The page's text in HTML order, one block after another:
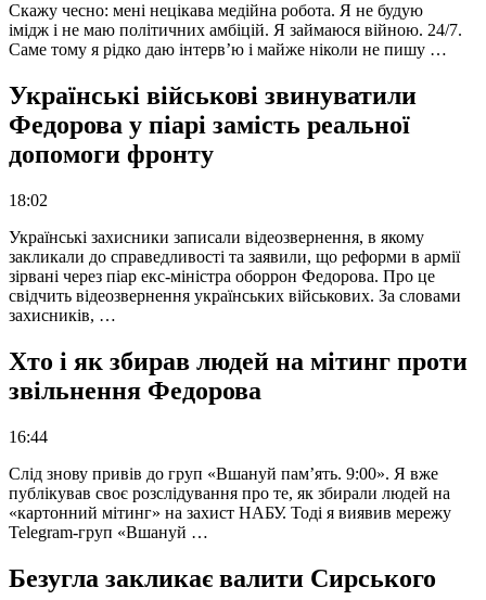
Скажу чесно: мені нецікава медійна робота. Я не будую
імідж і не маю політичних амбіцій. Я займаюся війною. 24/7.
Саме тому я рідко даю інтерв’ю і майже ніколи не пишу …
Українські військові звинуватили
Федорова у піарі замість реальної
допомоги фронту
18:02
Українські захисники записали відеозвернення, в якому
закликали до справедливості та заявили, що реформи в армії
зірвані через піар екс-міністра оборрон Федорова. Про це
свідчить відеозвернення українських військових. За словами
захисників, …
Хто і як збирав людей на мітинг проти
звільнення Федорова
16:44
Слід знову привів до груп «Вшануй пам’ять. 9:00». Я вже
публікував своє розслідування про те, як збирали людей на
«картонний мітинг» на захист НАБУ. Тоді я виявив мережу
Telegram-груп «Вшануй …
Безугла закликає валити Сирського